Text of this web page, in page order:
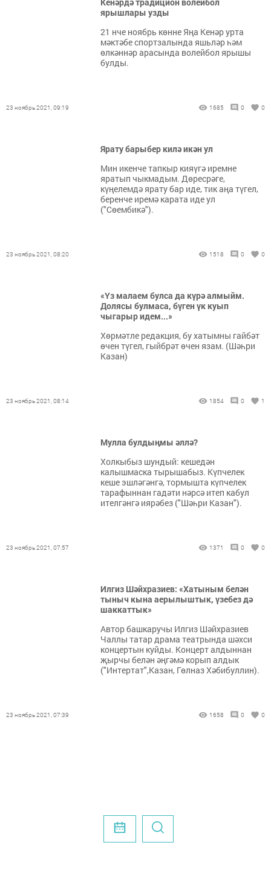
ярышлары узды
21 нче ноябрь көнне Яңа Кенәр урта
мәктәбе спортзалында яшьләр һәм
өлкәннәр арасында волейбол ярышы
булды.
23 ноябрь 2021, 09:19 1685 0 0
Ярату барыбер килә икән ул
Мин икенче тапкыр кияүгә иремне
яратып чыкмадым. Дөресрәге,
күңелемдә ярату бар иде, тик аңа түгел,
беренче иремә карата иде ул
("Сөембикә").
23 ноябрь 2021, 08:20 1518 0 0
«Үз малаем булса да күрә алмыйм.
Долясы булмаса, бүген үк куып
чыгарыр идем...»
Хөрмәтле редакция, бу хатымны гайбәт
өчен түгел, гыйбрәт өчен язам. (Шәһри
Казан)
23 ноябрь 2021, 08:14 1854 0 1
Мулла булдыңмы әллә?
Холкыбыз шундый: кешедән
калышмаска тырышабыз. Күпчелек
кеше эшләгәнгә, тормышта күпчелек
тарафыннан гадәти нәрсә итеп кабул
ителгәнгә иярәбез ("Шәһри Казан").
23 ноябрь 2021, 07:57 1371 0 0
Илгиз Шәйхразиев: «Хатыным белән
тыныч кына аерылыштык, үзебез дә
шаккаттык»
Автор башкаручы Илгиз Шәйхразиев
Чаллы татар драма театрында шәхси
концертын куйды. Концерт алдыннан
җырчы белән әңгәмә корып алдык
("Интертат",Казан, Гөлназ Хәбибуллин).
23 ноябрь 2021, 07:39 1658 0 0